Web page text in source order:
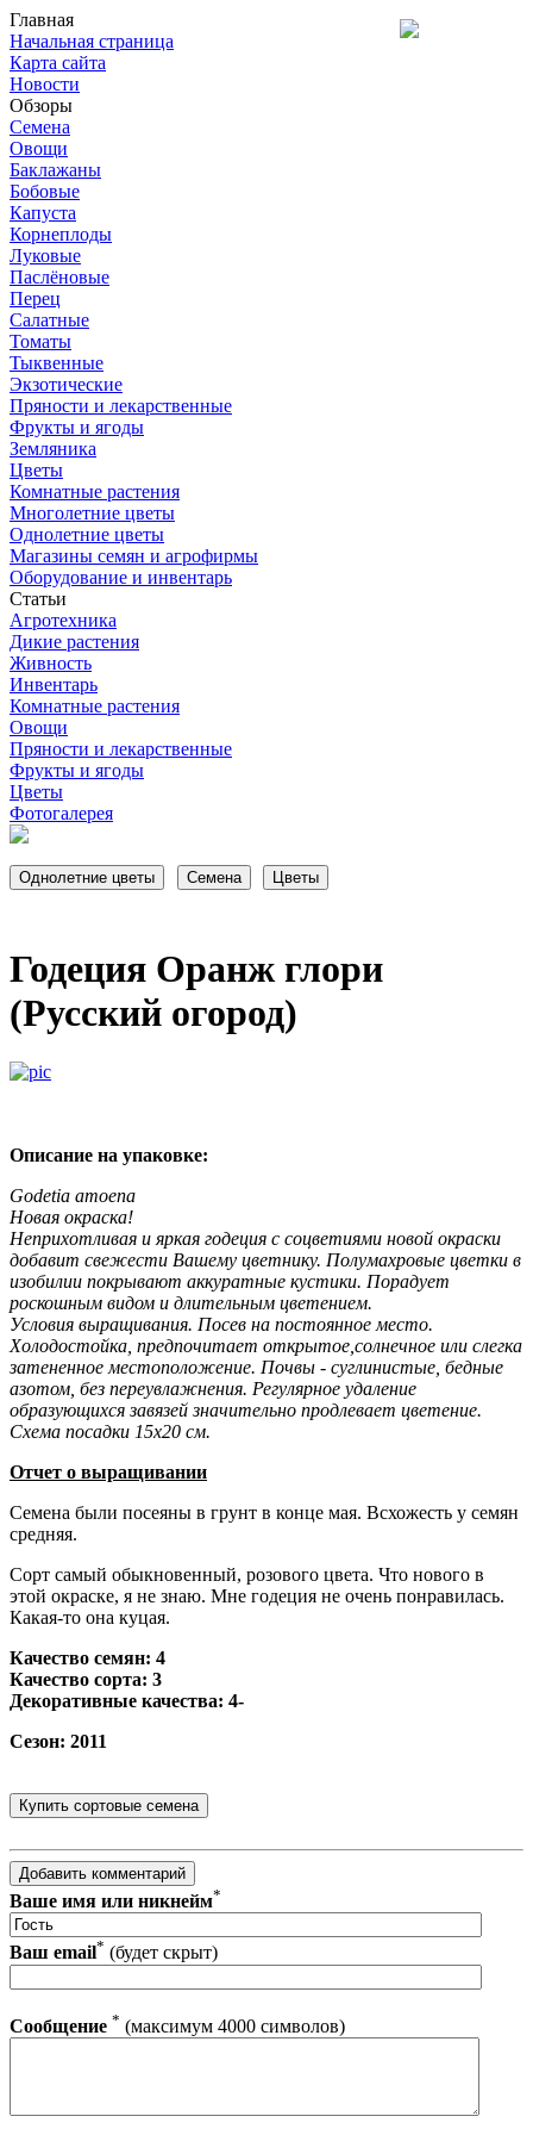
Главная
Начальная страница
Карта сайта
Новости
Обзоры
Семена
Овощи
Баклажаны
Бобовые
Капуста
Корнеплоды
Луковые
Паслёновые
Перец
Салатные
Томаты
Тыквенные
Экзотические
Пряности и лекарственные
Фрукты и ягоды
Земляника
Цветы
Комнатные растения
Многолетние цветы
Однолетние цветы
Магазины семян и агрофирмы
Оборудование и инвентарь
Статьи
Агротехника
Дикие растения
Живность
Инвентарь
Комнатные растения
Овощи
Пряности и лекарственные
Фрукты и ягоды
Цветы
Фотогалерея
Годеция Оранж глори
(Русский огород)
Описание на упаковке:
Godetia аmоеnа
Новая окраска!
Неприхотливая и яркая годеция с соцветиями новой окраски
добавит свежести Вашему цветнику. Полумахровые цветки в
изобилии покрывают аккуратные кустики. Порадует
роскошным видом и длительным цветением.
Условия выращивания. Посев на постоянное место.
Холодостойка, предпочитает открытое,солнечное или слегка
затененное местоположение. Почвы - суглинистые, бедные
азотом, без переувлажнения. Регулярное удаление
образующихся завязей значительно продлевает цветение.
Схема посадки 15x20 см.
Отчет о выращивании
Семена были посеяны в грунт в конце мая. Всхожесть у семян
средняя.
Сорт самый обыкновенный, розового цвета. Что нового в
этой окраске, я не знаю. Мне годеция не очень понравилась.
Какая-то она куцая.
Качество семян: 4
Качество сорта: 3
Декоративные качества: 4-
Сезон: 2011
Ваше имя или никнейм*
Ваш email* (будет скрыт)
Сообщение * (максимум 4000 символов)